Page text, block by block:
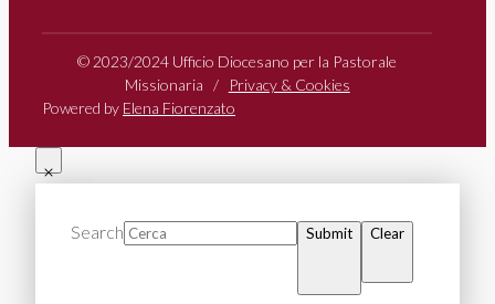
© 2023/2024 Ufficio Diocesano per la Pastorale
Missionaria /
Privacy & Cookies
Powered by Elena Fiorenzato
Search Submit Clear